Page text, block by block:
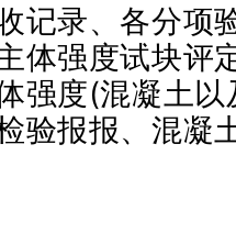
记录、各分项
体强度试块评
强度(混凝土
验报报、混凝